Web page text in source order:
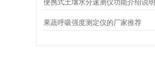
便携式土壤水分速测仪功能介绍说明
果蔬呼吸强度测定仪的厂家推荐